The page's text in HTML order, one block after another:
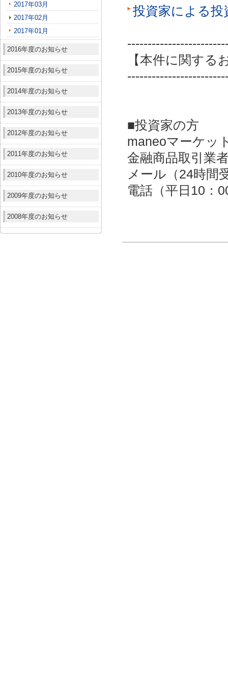
2017年03月
2017年02月
2017年01月
2016年度のお知らせ
2015年度のお知らせ
2014年度のお知らせ
2013年度のお知らせ
2012年度のお知らせ
2011年度のお知らせ
2010年度のお知らせ
2009年度のお知らせ
2008年度のお知らせ
投資家による
【本件に関する
■投資家の方
maneoマーケッ
金融商品取引業
メール（24時間
電話（平日10：